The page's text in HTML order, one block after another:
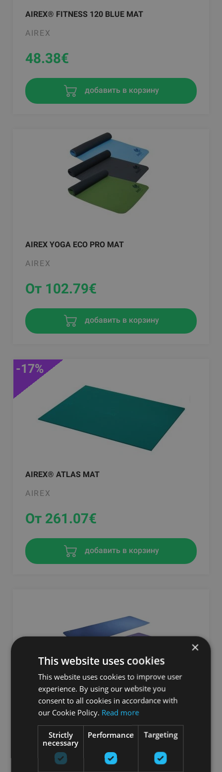
AIREX® FITNESS 120 BLUE MAT
AIREX
48.38€
добавить в корзину
AIREX YOGA ECO PRO MAT
AIREX
От 102.79€
добавить в корзину
AIREX® ATLAS MAT
AIREX
-17%
От 261.07€
добавить в корзину
AIREX® YOGA CALYANA START MAT
AIREX
От 97.04
×
This website uses cookies
This website uses cookies to improve user
experience. By using our website you
consent to all cookies in accordance with
our Cookie Policy. Read more
Strictly
necessary
Performance Targeting